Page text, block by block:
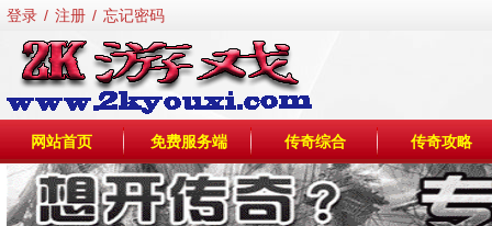
登录 / 注册 / 忘记密码
网站首页 免费服务端 传奇综合 传奇攻略